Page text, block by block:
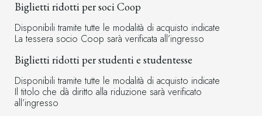
Biglietti ridotti per soci Coop
Disponibili tramite tutte le modalità di acquisto indicate
La tessera socio Coop sarà verificata all’ingresso
Biglietti ridotti per studenti e studentesse
Disponibili tramite tutte le modalità di acquisto indicate
Il titolo che dà diritto alla riduzione sarà verificato
all’ingresso